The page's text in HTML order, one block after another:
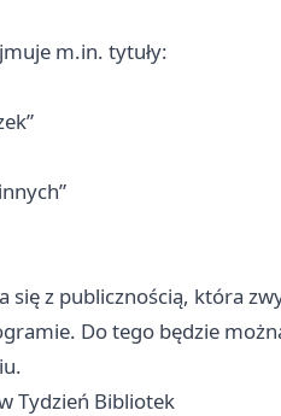
m.in. tytuły:
się z publicznością, która
Do tego będzie
Tydzień Bibliotek